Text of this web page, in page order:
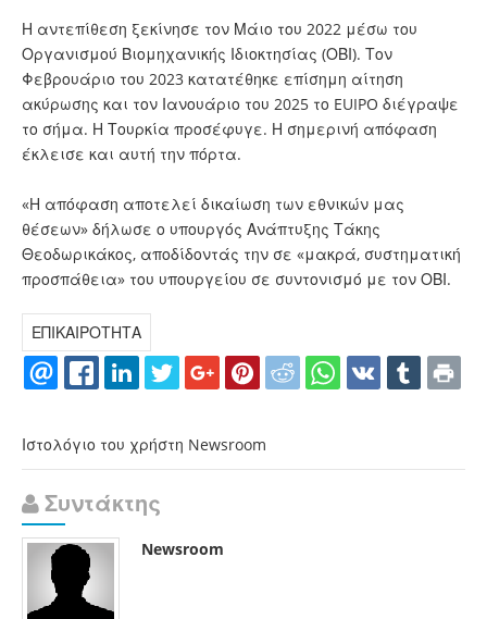
Η αντεπίθεση ξεκίνησε τον Μάιο του 2022 μέσω του
Οργανισμού Βιομηχανικής Ιδιοκτησίας (ΟΒΙ). Τον
Φεβρουάριο του 2023 κατατέθηκε επίσημη αίτηση
ακύρωσης και τον Ιανουάριο του 2025 το EUIPO διέγραψε
το σήμα. Η Τουρκία προσέφυγε. Η σημερινή απόφαση
έκλεισε και αυτή την πόρτα.
«Η απόφαση αποτελεί δικαίωση των εθνικών μας
θέσεων» δήλωσε ο υπουργός Ανάπτυξης Τάκης
Θεοδωρικάκος, αποδίδοντάς την σε «μακρά, συστηματική
προσπάθεια» του υπουργείου σε συντονισμό με τον ΟΒΙ.
ΕΠΙΚΑΙΡΟΤΗΤΑ
Ιστολόγιο του χρήστη Newsroom
Συντάκτης
Newsroom